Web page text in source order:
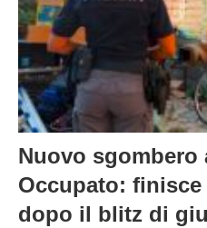
Nuovo sgombero
Occupato:
dopo il blitz di